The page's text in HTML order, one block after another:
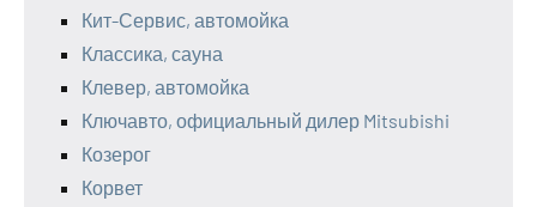
Кит-Сервис, автомойка
Классика, сауна
Клевер, автомойка
Ключавто, официальный дилер Mitsubishi
Козерог
Корвет